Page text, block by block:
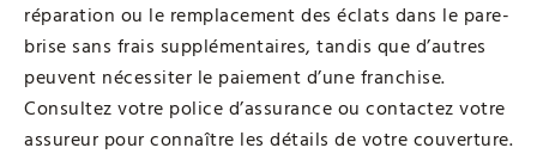
réparation ou le remplacement des éclats dans le pare-
brise sans frais supplémentaires, tandis que d’autres
peuvent nécessiter le paiement d’une franchise.
Consultez votre police d’assurance ou contactez votre
assureur pour connaître les détails de votre couverture.